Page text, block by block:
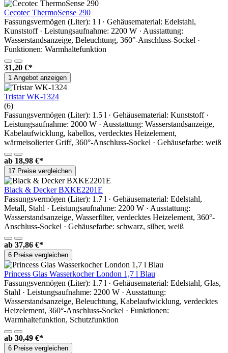
Cecotec ThermoSense 290
Fassungsvermögen (Liter): 1 l · Gehäusematerial: Edelstahl,
Kunststoff · Leistungsaufnahme: 2200 W · Ausstattung:
Wasserstandsanzeige, Beleuchtung, 360°-Anschluss-Sockel ·
Funktionen: Warmhaltefunktion
31,20 €*
1 Angebot anzeigen
Tristar WK-1324
(6)
Fassungsvermögen (Liter): 1.5 l · Gehäusematerial: Kunststoff ·
Leistungsaufnahme: 2000 W · Ausstattung: Wasserstandsanzeige,
Kabelaufwicklung, kabellos, verdecktes Heizelement,
wärmeisolierter Griff, 360°-Anschluss-Sockel · Gehäusefarbe: weiß
ab 18,98 €*
17 Preise vergleichen
Black & Decker BXKE2201E
Fassungsvermögen (Liter): 1.7 l · Gehäusematerial: Edelstahl,
Metall, Stahl · Leistungsaufnahme: 2200 W · Ausstattung:
Wasserstandsanzeige, Wasserfilter, verdecktes Heizelement, 360°-
Anschluss-Sockel · Gehäusefarbe: schwarz, silber, weiß
ab 37,86 €*
6 Preise vergleichen
Princess Glas Wasserkocher London 1,7 l Blau
Fassungsvermögen (Liter): 1.7 l · Gehäusematerial: Edelstahl, Glas,
Stahl · Leistungsaufnahme: 2200 W · Ausstattung:
Wasserstandsanzeige, Beleuchtung, Kabelaufwicklung, verdecktes
Heizelement, 360°-Anschluss-Sockel · Funktionen:
Warmhaltefunktion, Schutzfunktion
ab 30,49 €*
6 Preise vergleichen